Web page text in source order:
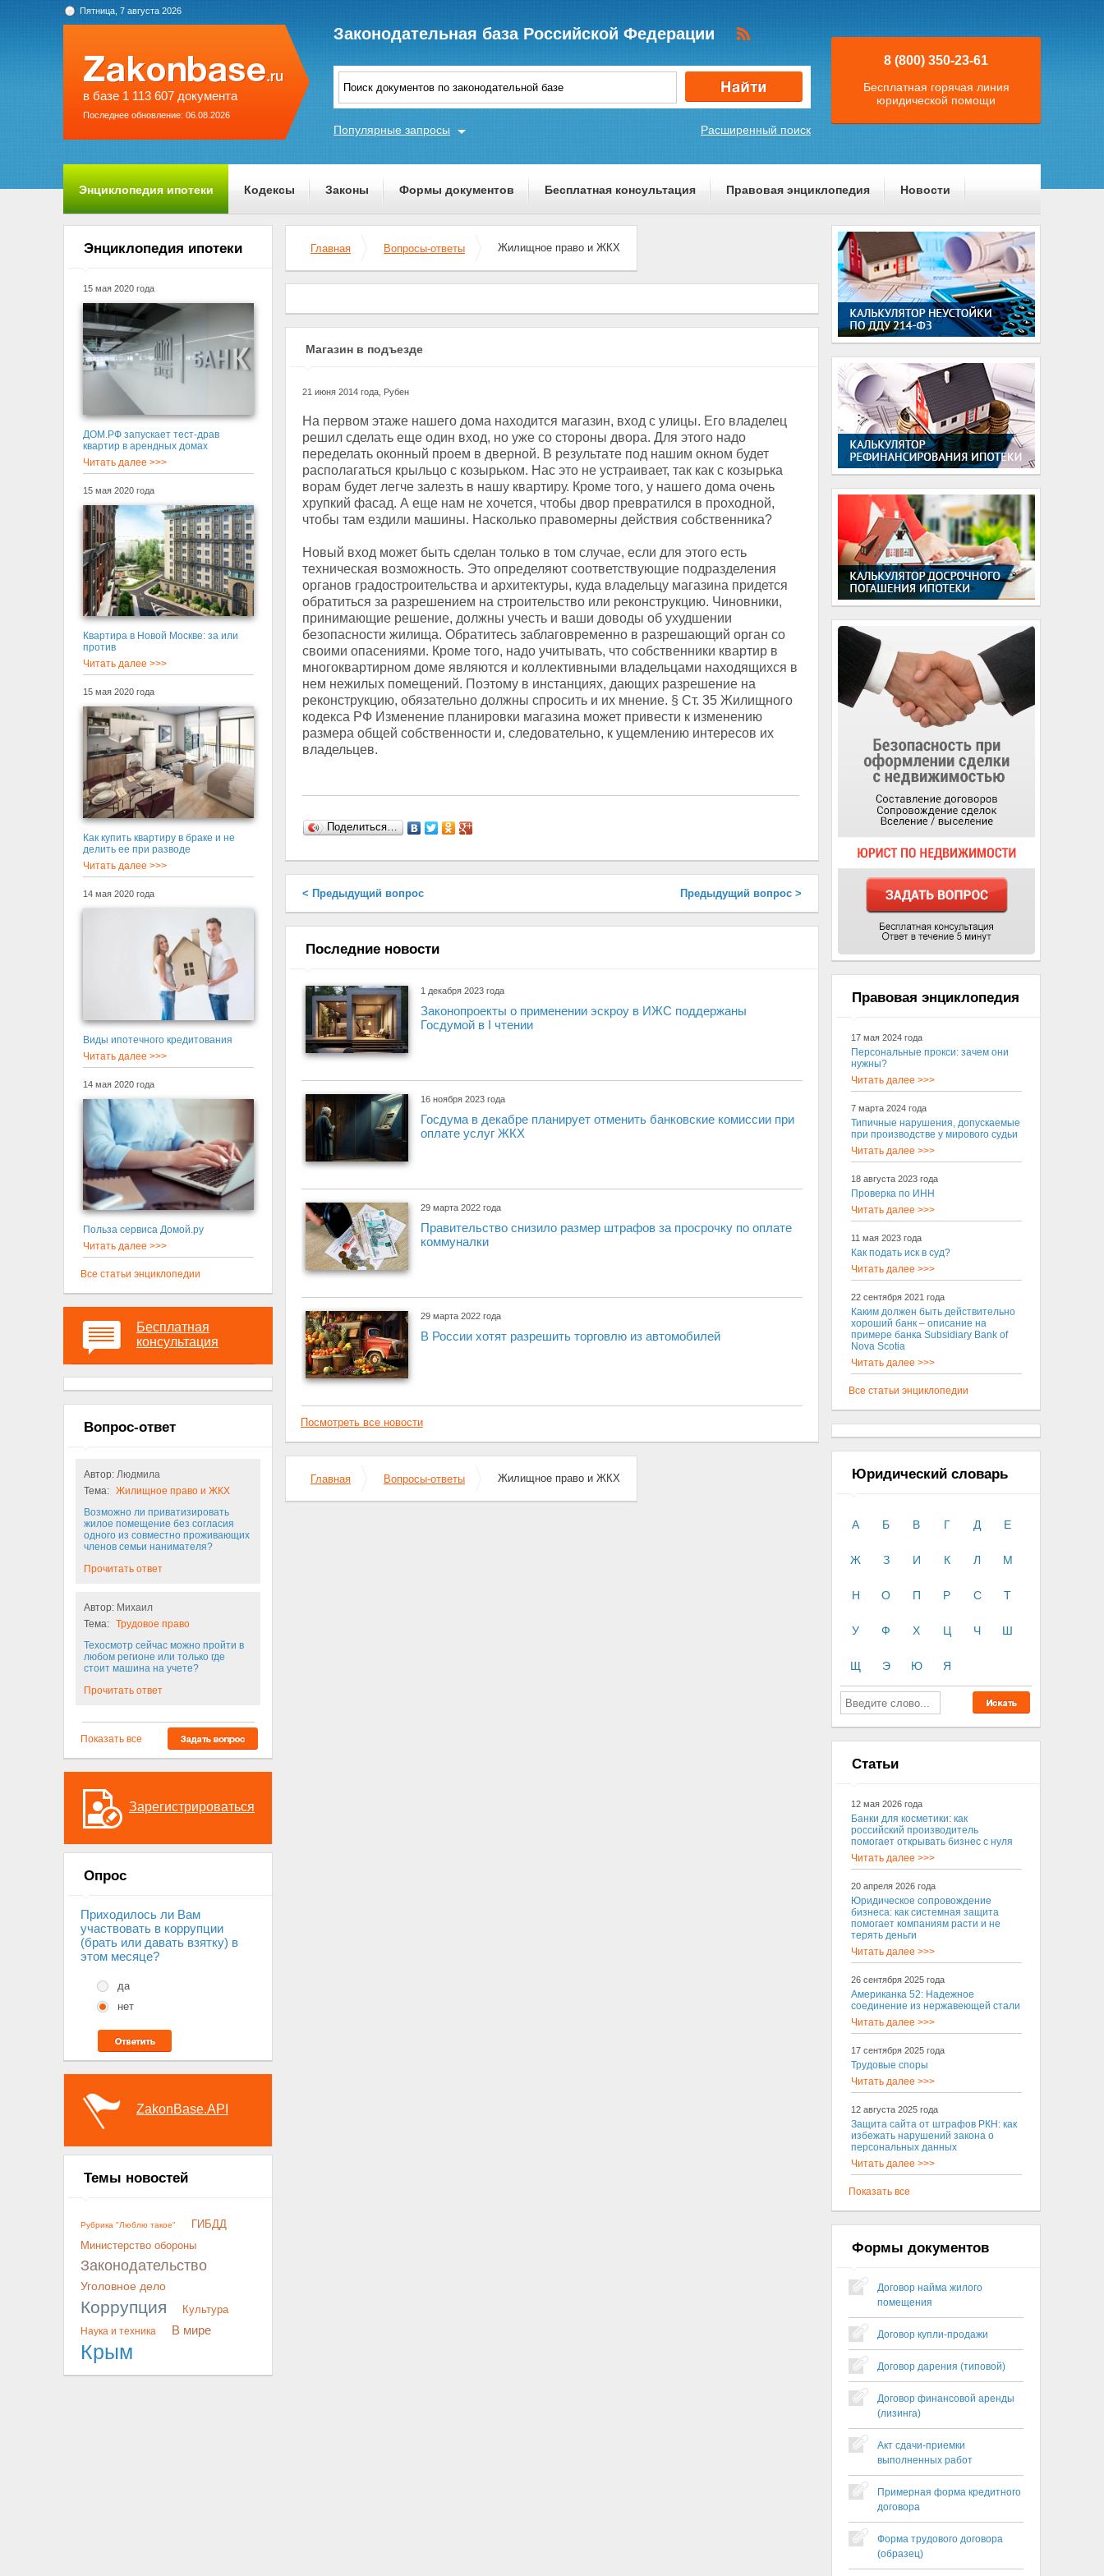
Пятница, 7 августа 2026
в базе 1 113 607 документа
Последнее обновление: 06.08.2026
Законодательная база Российской Федерации
Расширенный поиск
Популярные запросы
8 (800) 350-23-61
Бесплатная горячая линия
юридической помощи
Энциклопедия ипотеки Кодексы Законы Формы документов Бесплатная консультация Правовая энциклопедия Новости
О проекте
Энциклопедия ипотеки
15 мая 2020 года
ДОМ.РФ запускает тест-драв
квартир в арендных домах
Читать далее >>>
15 мая 2020 года
Квартира в Новой Москве: за или
против
Читать далее >>>
15 мая 2020 года
Как купить квартиру в браке и не
делить ее при разводе
Читать далее >>>
14 мая 2020 года
Виды ипотечного кредитования
Читать далее >>>
14 мая 2020 года
Польза сервиса Домой.ру
Читать далее >>>
Все статьи энциклопедии
Бесплатная
консультация
Вопрос-ответ
Автор: Людмила
Тема: Жилищное право и ЖКХ
Возможно ли приватизировать
жилое помещение без согласия
одного из совместно проживающих
членов семьи нанимателя?
Прочитать ответ
Автор: Михаил
Тема: Трудовое право
Техосмотр сейчас можно пройти в
любом регионе или только где
стоит машина на учете?
Прочитать ответ
Показать все
Зарегистрироваться
Опрос
Приходилось ли Вам
участвовать в коррупции
(брать или давать взятку) в
этом месяце?
да
нет
ZakonBase.API
Темы новостей
Рубрика "Люблю такое"
ГИБДД
Министерство обороны
Законодательство
Уголовное дело
Коррупция Культура
Наука и техника В мире
Крым
Главная Вопросы-ответы Жилищное право и ЖКХ
Магазин в подъезде
21 июня 2014 года, Рубен
На первом этаже нашего дома находится магазин, вход с улицы. Его владелец
решил сделать еще один вход, но уже со стороны двора. Для этого надо
переделать оконный проем в дверной. В результате под нашим окном будет
располагаться крыльцо с козырьком. Нас это не устраивает, так как с козырька
ворам будет легче залезть в нашу квартиру. Кроме того, у нашего дома очень
хрупкий фасад. А еще нам не хочется, чтобы двор превратился в проходной,
чтобы там ездили машины. Насколько правомерны действия собственника?
Новый вход может быть сделан только в том случае, если для этого есть
техническая возможность. Это определяют соответствующие подразделения
органов градостроительства и архитектуры, куда владельцу магазина придется
обратиться за разрешением на строительство или реконструкцию. Чиновники,
принимающие решение, должны учесть и ваши доводы об ухудшении
безопасности жилища. Обратитесь заблаговременно в разрешающий орган со
своими опасениями. Кроме того, надо учитывать, что собственники квартир в
многоквартирном доме являются и коллективными владельцами находящихся в
нем нежилых помещений. Поэтому в инстанциях, дающих разрешение на
реконструкцию, обязательно должны спросить и их мнение. § Ст. 35 Жилищного
кодекса РФ Изменение планировки магазина может привести к изменению
размера общей собственности и, следовательно, к ущемлению интересов их
владельцев.
Поделиться…
< Предыдущий вопрос Предыдущий вопрос >
Последние новости
1 декабря 2023 года
Законопроекты о применении эскроу в ИЖС поддержаны
Госдумой в I чтении
16 ноября 2023 года
Госдума в декабре планирует отменить банковские комиссии при
оплате услуг ЖКХ
29 марта 2022 года
Правительство снизило размер штрафов за просрочку по оплате
коммуналки
29 марта 2022 года
В России хотят разрешить торговлю из автомобилей
Посмотреть все новости
Главная Вопросы-ответы Жилищное право и ЖКХ
Правовая энциклопедия
17 мая 2024 года
Персональные прокси: зачем они
нужны?
Читать далее >>>
7 марта 2024 года
Типичные нарушения, допускаемые
при производстве у мирового судьи
Читать далее >>>
18 августа 2023 года
Проверка по ИНН
Читать далее >>>
11 мая 2023 года
Как подать иск в суд?
Читать далее >>>
22 сентября 2021 года
Каким должен быть действительно
хороший банк – описание на
примере банка Subsidiary Bank of
Nova Scotia
Читать далее >>>
Все статьи энциклопедии
Юридический словарь
А Б В Г Д Е
Ж З И К Л М
Н О П Р С Т
У Ф Х Ц Ч Ш
Щ Э Ю Я
Статьи
12 мая 2026 года
Банки для косметики: как
российский производитель
помогает открывать бизнес с нуля
Читать далее >>>
20 апреля 2026 года
Юридическое сопровождение
бизнеса: как системная защита
помогает компаниям расти и не
терять деньги
Читать далее >>>
26 сентября 2025 года
Американка 52: Надежное
соединение из нержавеющей стали
Читать далее >>>
17 сентября 2025 года
Трудовые споры
Читать далее >>>
12 августа 2025 года
Защита сайта от штрафов РКН: как
избежать нарушений закона о
персональных данных
Читать далее >>>
Показать все
Формы документов
Договор найма жилого
помещения
Договор купли-продажи
Договор дарения (типовой)
Договор финансовой аренды
(лизинга)
Акт сдачи-приемки
выполненных работ
Примерная форма кредитного
договора
Форма трудового договора
(образец)